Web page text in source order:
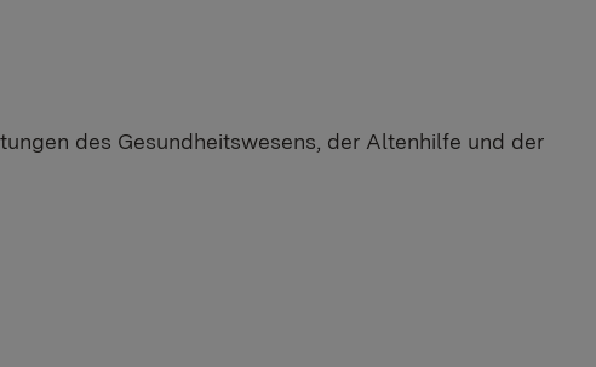
des Gesundheitswesens, der Altenhilfe und der